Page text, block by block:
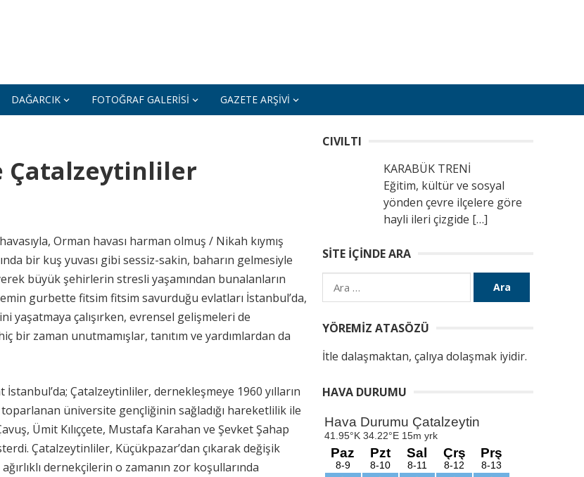
DAĞARCIK FOTOĞRAF GALERISI GAZETE ARŞIVI
Çatalzeytinliler
Orman havası harman olmuş / Nikah kıymış
bir kuş yuvası gibi sessiz-sakin, baharın gelmesiyle
büyük şehirlerin stresli yaşamından bunalanların
gurbette fitsim fitsim savurduğu evlatları İstanbul’da,
çalışırken, evrensel gelişmeleri de
bir zaman unutmamışlar, tanıtım ve yardımlardan da
Çatalzeytinliler, dernekleşmeye 1960 yılların
üniversite gençliğinin sağladığı hareketlilik ile
Ümit Kılıççete, Mustafa Karahan ve Şevket Şahap
Çatalzeytinliler, Küçükpazar’dan çıkarak değişik
dernekçilerin o zamanın zor koşullarında
CIVILTI
KARABÜK TRENİ
Eğitim, kültür ve sosyal
yönden çevre ilçelere göre
hayli ileri çizgide […]
SITE İÇINDE ARA
Arama:
YÖREMIZ ATASÖZÜ
İtle dalaşmaktan, çalıya dolaşmak iyidir.
HAVA DURUMU